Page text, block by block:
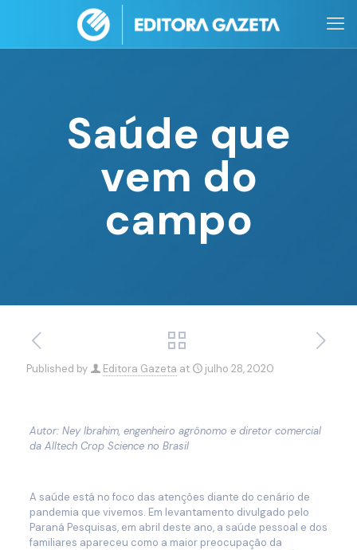
Saúde que
vem do
campo
Published by Editora Gazeta at julho 28, 2020
Autor: Ney Ibrahim, engenheiro agrônomo e diretor comercial
da Alltech Crop Science no Brasil
A saúde está no foco das atenções diante do cenário de
pandemia que vivemos. Em levantamento divulgado pelo
Paraná Pesquisas, em abril deste ano, a saúde pessoal e dos
familiares apareceu como a maior preocupação da